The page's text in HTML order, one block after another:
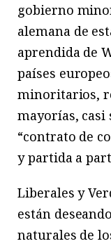
gobierno
alemana de
aprendida de
países
minoritarios,
mayorías, casi
“contrato de
y partida a
Liberales y
están
naturales de